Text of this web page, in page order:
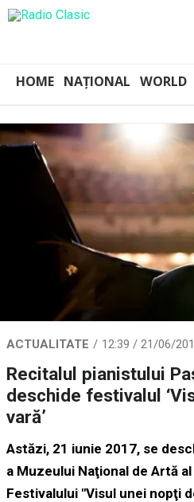
HOME NAȚIONAL WORLD
ACTUALITATE 12:39 / 21/06/
Recitalul pianistului
deschide festivalul
vară’
Astăzi, 21 iunie 2017, se
a Muzeului Naţional de Artă
Festivalului "Visul unei nopţi